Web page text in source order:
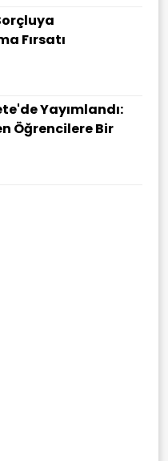
Fırsatı
Yayımlandı:
Öğrencilere Bir